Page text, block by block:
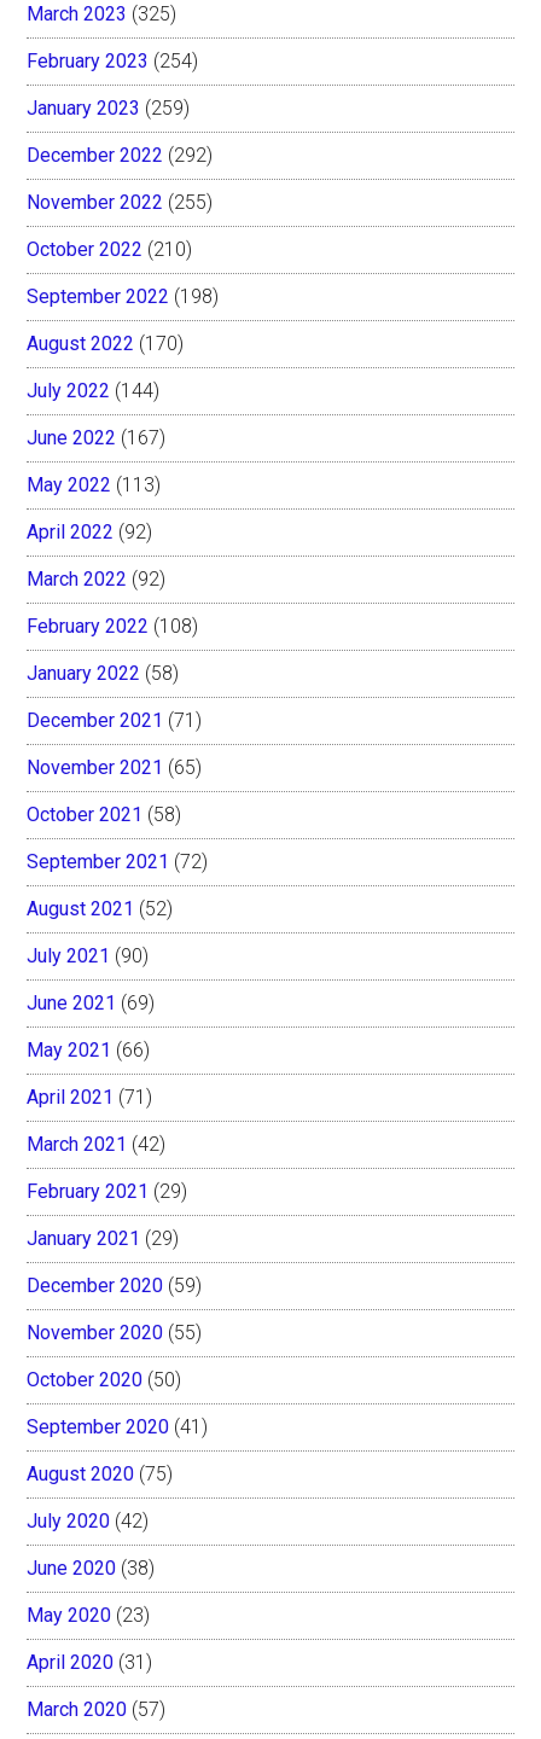
March 2023 (325)
February 2023 (254)
January 2023 (259)
December 2022 (292)
November 2022 (255)
October 2022 (210)
September 2022 (198)
August 2022 (170)
July 2022 (144)
June 2022 (167)
May 2022 (113)
April 2022 (92)
March 2022 (92)
February 2022 (108)
January 2022 (58)
December 2021 (71)
November 2021 (65)
October 2021 (58)
September 2021 (72)
August 2021 (52)
July 2021 (90)
June 2021 (69)
May 2021 (66)
April 2021 (71)
March 2021 (42)
February 2021 (29)
January 2021 (29)
December 2020 (59)
November 2020 (55)
October 2020 (50)
September 2020 (41)
August 2020 (75)
July 2020 (42)
June 2020 (38)
May 2020 (23)
April 2020 (31)
March 2020 (57)